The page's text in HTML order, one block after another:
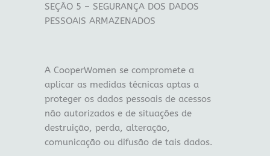
SEÇÃO 5 – SEGURANÇA DOS DADOS
PESSOAIS ARMAZENADOS
A CooperWomen se compromete a
aplicar as medidas técnicas aptas a
proteger os dados pessoais de acessos
não autorizados e de situações de
destruição, perda, alteração,
comunicação ou difusão de tais dados.